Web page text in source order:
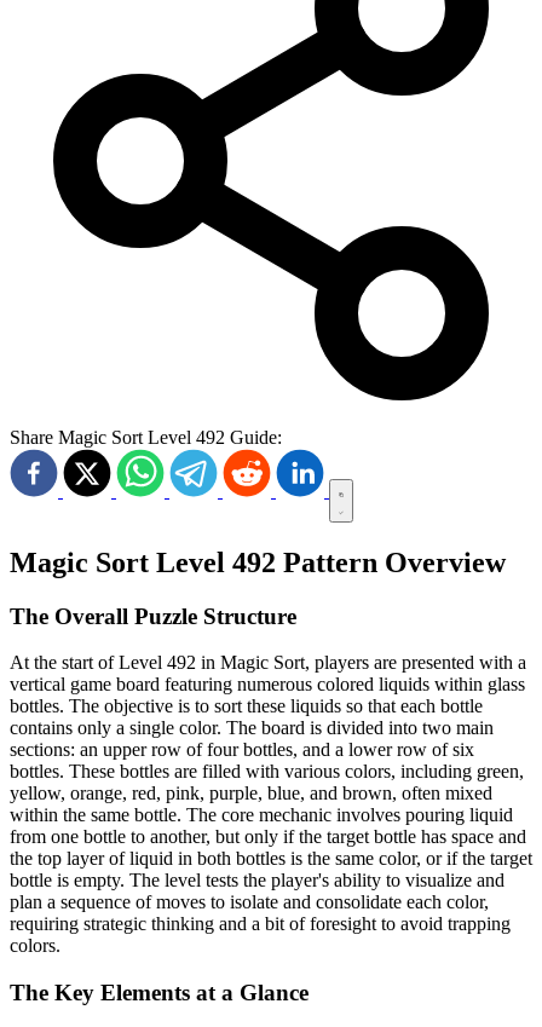
Share Magic Sort Level 492 Guide:
Magic Sort Level 492 Pattern Overview
The Overall Puzzle Structure
At the start of Level 492 in Magic Sort, players are presented with a
vertical game board featuring numerous colored liquids within glass
bottles. The objective is to sort these liquids so that each bottle
contains only a single color. The board is divided into two main
sections: an upper row of four bottles, and a lower row of six
bottles. These bottles are filled with various colors, including green,
yellow, orange, red, pink, purple, blue, and brown, often mixed
within the same bottle. The core mechanic involves pouring liquid
from one bottle to another, but only if the target bottle has space and
the top layer of liquid in both bottles is the same color, or if the target
bottle is empty. The level tests the player's ability to visualize and
plan a sequence of moves to isolate and consolidate each color,
requiring strategic thinking and a bit of foresight to avoid trapping
colors.
The Key Elements at a Glance